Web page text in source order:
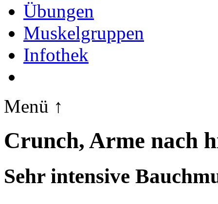
Übungen
Muskelgruppen
Infothek
Menü ↑
Crunch, Arme nach
Sehr intensive